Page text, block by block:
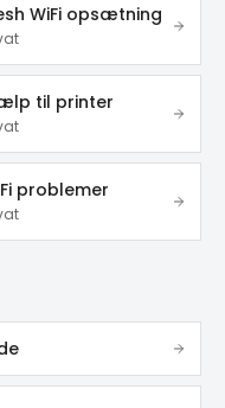
WiFi opsætning
til printer
problemer